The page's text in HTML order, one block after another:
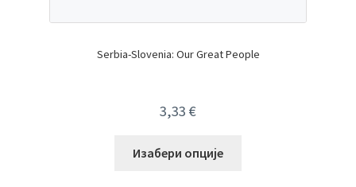
Serbia-Slovenia: Our Great People
3,33 €
Изабери опције